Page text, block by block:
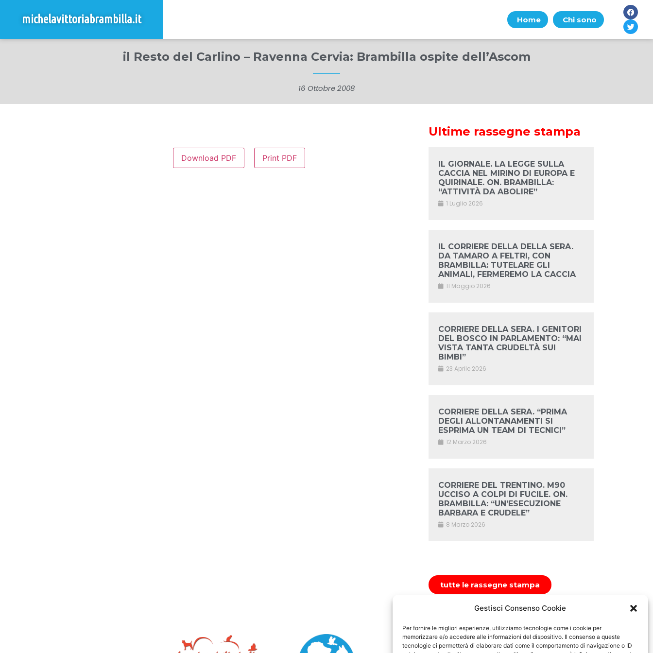
Gestisci Consenso Cookie
Per fornire le migliori esperienze, utilizziamo tecnologie come i cookie per
memorizzare e/o accedere alle informazioni del dispositivo. Il consenso a queste
tecnologie ci permetterà di elaborare dati come il comportamento di navigazione o ID
michelavittoriabrambilla.it Home Chi sono
il Resto del Carlino – Ravenna Cervia: Brambilla ospite dell’Ascom
16 Ottobre 2008
Download PDF Print PDF
Ultime rassegne stampa
IL GIORNALE. LA LEGGE SULLA
CACCIA NEL MIRINO DI EUROPA E
QUIRINALE. ON. BRAMBILLA:
“ATTIVITÀ DA ABOLIRE”
1 Luglio 2026
IL CORRIERE DELLA DELLA SERA.
DA TAMARO A FELTRI, CON
BRAMBILLA: TUTELARE GLI
ANIMALI, FERMEREMO LA CACCIA
11 Maggio 2026
CORRIERE DELLA SERA. I GENITORI
DEL BOSCO IN PARLAMENTO: “MAI
VISTA TANTA CRUDELTÀ SUI
BIMBI”
23 Aprile 2026
CORRIERE DELLA SERA. “PRIMA
DEGLI ALLONTANAMENTI SI
ESPRIMA UN TEAM DI TECNICI”
12 Marzo 2026
CORRIERE DEL TRENTINO. M90
UCCISO A COLPI DI FUCILE. ON.
BRAMBILLA: “UN’ESECUZIONE
BARBARA E CRUDELE”
8 Marzo 2026
tutte le rassegne stampa